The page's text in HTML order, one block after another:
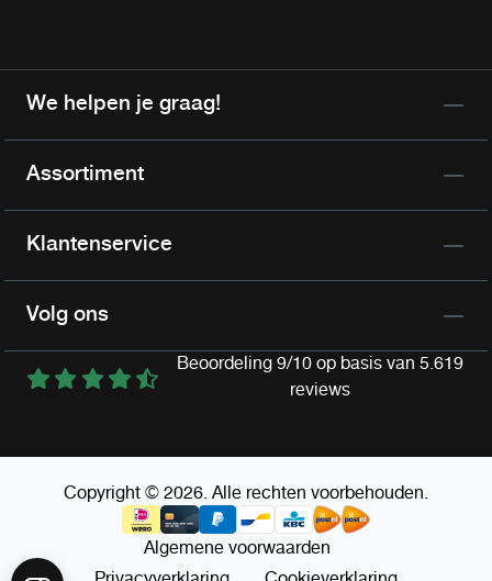
We helpen je graag!
Assortiment
Klantenservice
Volg ons
Beoordeling 9/10 op basis van 5.619
reviews
Copyright © 2026. Alle rechten voorbehouden.
Algemene voorwaarden